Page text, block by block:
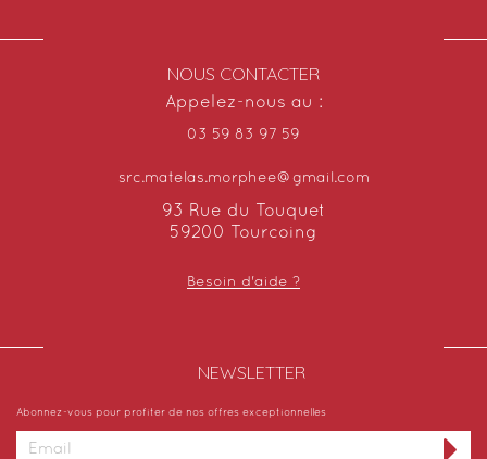
NOUS CONTACTER
Appelez-nous au :
03 59 83 97 59
src.matelas.morphee@gmail.com
93 Rue du Touquet
59200 Tourcoing
Besoin d'aide ?
NEWSLETTER​
Abonnez-vous pour profiter de nos offres exceptionnelles